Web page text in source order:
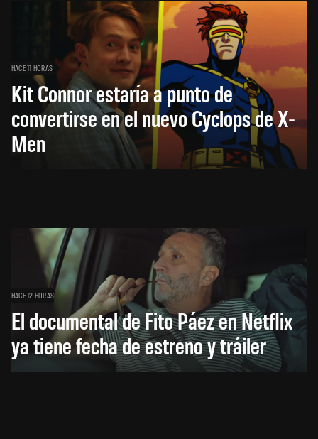
HACE 11 HORAS
Kit Connor estaría a punto de
convertirse en el nuevo Cyclops de X-
Men
HACE 12 HORAS
El documental de Fito Páez en Netflix
ya tiene fecha de estreno y tráiler